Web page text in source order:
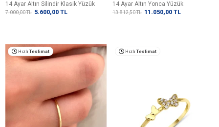
14 Ayar Altın Silindir Klasik Yüzük
7.000,00TL 5.600,00 TL
14 Ayar Altın Yonca Yüzük
13.812,50TL 11.050,00 TL
Hızlı Teslimat Hızlı Teslimat